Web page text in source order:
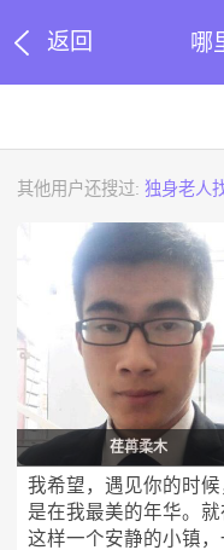
返回 哪
其他用户还搜过:独身老人
荏苒柔木
我希望，遇见你的时候
是在我最美的年华。就
这样一个安静的小镇，